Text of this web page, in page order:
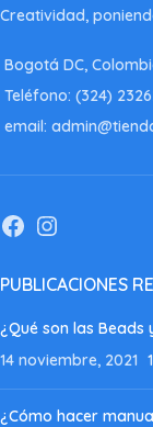
Creatividad,
Bogotá DC,
Teléfono: (324)
email:
PUBLICACIONES
¿Qué son las Beads
14 noviembre, 2021
¿Cómo hacer